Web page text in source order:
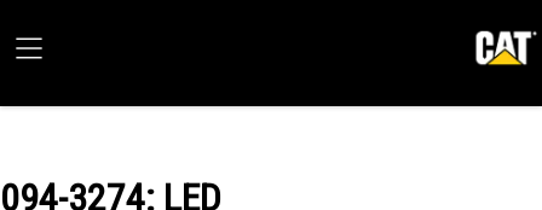
094-3274: LED